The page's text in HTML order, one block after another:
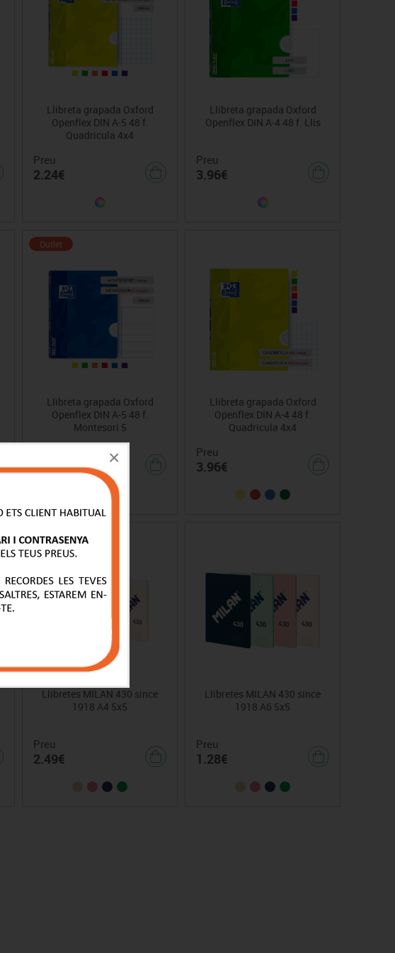
×
Llibreta grapada Oxford
Openflex DIN A-5 48 f.
Quadricula 4x4
Preu
2.24€
Llibreta grapada Oxford
Openflex DIN A-4 48 f. Llis
Preu
3.96€
Outlet
Llibreta grapada Oxford
Openflex DIN A-5 48 f.
Montesori 5
1.34€ 0.94€
Llibreta grapada Oxford
Openflex DIN A-4 48 f.
Quadricula 4x4
Preu
3.96€
Llibretes MILAN 430 since
1918 A4 5x5
Preu
2.49€
Llibretes MILAN 430 since
1918 A6 5x5
Preu
1.28€